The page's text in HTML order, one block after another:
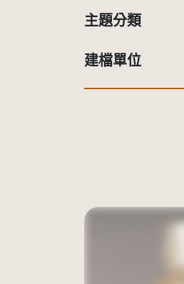
主題分類
建檔單位